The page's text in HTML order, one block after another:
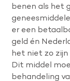
benen als het
er een
geld én
het niet zo
Dit middel
behandeling